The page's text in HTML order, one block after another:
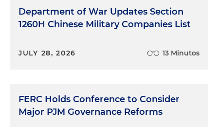
Department of War Updates Section
1260H Chinese Military Companies List
JULY 28, 2026 13 Minutos
FERC Holds Conference to Consider
Major PJM Governance Reforms